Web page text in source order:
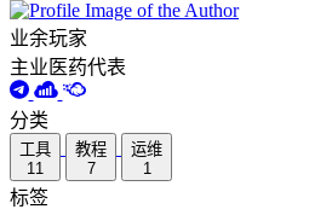
业余玩家
主业医药代表
分类
工具
11
教程
7
运维
1
标签